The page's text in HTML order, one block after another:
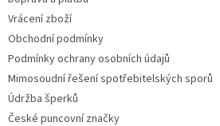
Vrácení zboží
Obchodní podmínky
Podmínky ochrany osobních údajů
Mimosoudní řešení spotřebitelských sporů
Údržba šperků
České puncovní značky